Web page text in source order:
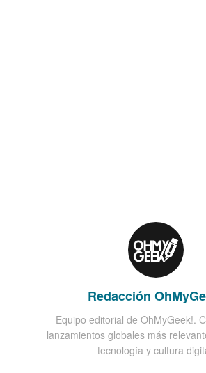
Redacción
Equipo editorial de OhMyGeek!.
lanzamientos globales más
tecnología y cultura